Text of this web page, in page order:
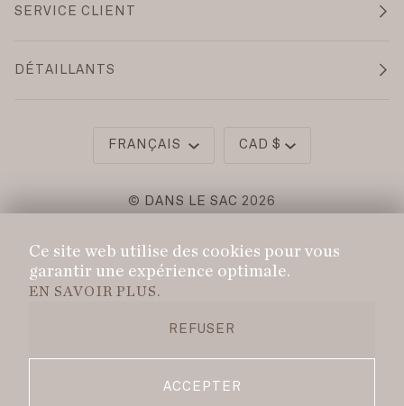
SERVICE CLIENT
DÉTAILLANTS
FRANÇAIS CAD $
© DANS LE SAC 2026
POLITIQUE DE LIVRAISON
POLITIQUE DE REMBOURSEMENT
CONDITIONS DE SERVICE
Ce site web utilise des cookies pour vous
garantir une expérience optimale.
EN SAVOIR PLUS.
REFUSER
ACCEPTER